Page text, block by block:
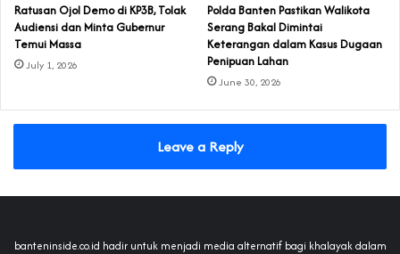
‎Ratusan Ojol Demo di KP3B, Tolak
Audiensi dan Minta Gubernur
Temui Massa
July 1, 2026
Polda Banten Pastikan Walikota
Serang Bakal Dimintai
Keterangan dalam Kasus Dugaan
Penipuan Lahan
June 30, 2026
Leave a Reply
banteninside.co.id hadir untuk menjadi media alternatif bagi khalayak dalam